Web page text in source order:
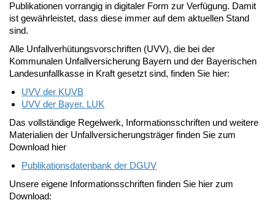
Publikationen vorrangig in digitaler Form zur Verfügung. Damit
ist gewährleistet, dass diese immer auf dem aktuellen Stand
sind.
Alle Unfallverhütungsvorschriften (UVV), die bei der
Kommunalen Unfallversicherung Bayern und der Bayerischen
Landesunfallkasse in Kraft gesetzt sind, finden Sie hier:
UVV der KUVB
UVV der Bayer. LUK
Das vollständige Regelwerk, Informationsschriften und weitere
Materialien der Unfallversicherungsträger finden Sie zum
Download hier
Publikationsdatenbank der DGUV
Unsere eigene Informationsschriften finden Sie hier zum
Download: